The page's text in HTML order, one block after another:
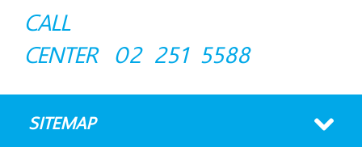
CALL
CENTER 02 251 5588
SITEMAP